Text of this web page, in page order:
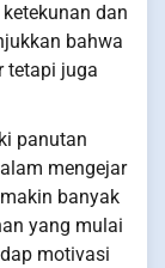
dan
bahwa
tetapi juga
panutan
mengejar
banyak
yang mulai
motivasi